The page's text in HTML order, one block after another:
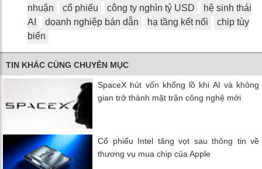
nhuận cổ phiếu công ty nghìn tỷ USD
hệ sinh thái
AI
doanh nghiệp bán dẫn hạ tầng kết nối
chip tùy
biến
TIN KHÁC CÙNG CHUYÊN MỤC
SpaceX hút vốn khổng lồ khi AI và không
gian trở thành mặt trận công nghệ mới
Cổ phiếu Intel tăng vọt sau thông tin về
thương vụ mua chip của Apple